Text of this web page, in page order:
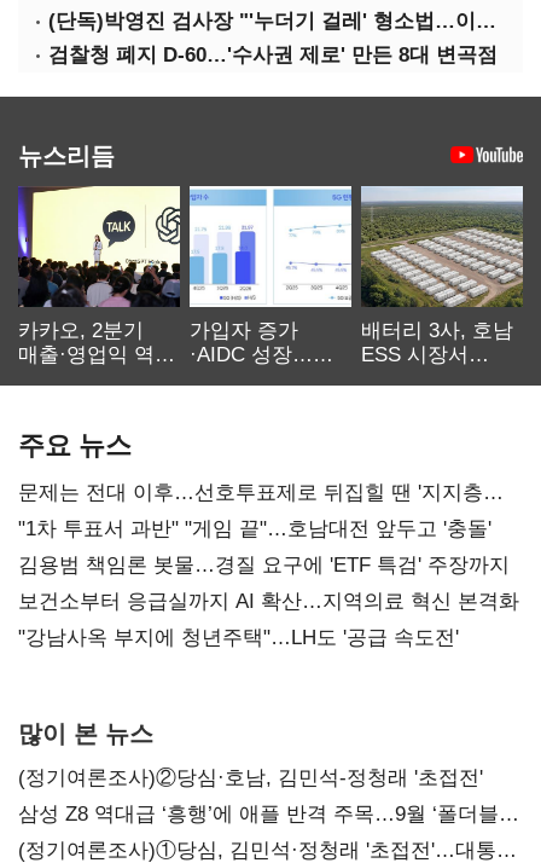
(단독)박영진 검사장 "'누더기 걸레' 형소법…이재명 대통령 책임져야"
검찰청 폐지 D-60…'수사권 제로' 만든 8대 변곡점
뉴스리듬
카카오, 2분기
매출·영업익 역대
가입자 증가
·AIDC 성장…
배터리 3사, 호남
ESS 시장서
주요 뉴스
문제는 전대 이후…선호투표제로 뒤집힐 땐 '지지층
불복'
"1차 투표서 과반" "게임 끝"…호남대전 앞두고 '충돌'
김용범 책임론 봇물…경질 요구에 'ETF 특검' 주장까지
보건소부터 응급실까지 AI 확산…지역의료 혁신 본격화
"강남사옥 부지에 청년주택"…LH도 '공급 속도전'
많이 본 뉴스
(정기여론조사)②당심·호남, 김민석-정청래 '초접전'
삼성 Z8 역대급 ‘흥행’에 애플 반격 주목…9월 ‘폴더블
대전’
(정기여론조사)①당심, 김민석·정청래 '초접전'…대통령